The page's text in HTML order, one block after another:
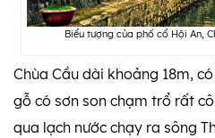
Biểu tượng của phố cổ Hội An,
Chùa Cầu dài khoảng 18m,
gỗ có sơn son chạm trổ rất
qua lạch nước chạy ra sông